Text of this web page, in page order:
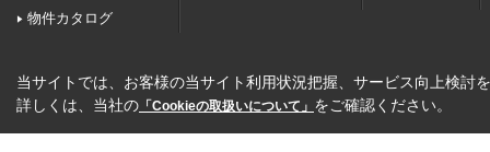
物件カタログ
当サイトでは、お客様の当サイト利用状況把握、サービス向上検討
詳しくは、当社の 「Cookieの取扱いについて」 をご確認ください。